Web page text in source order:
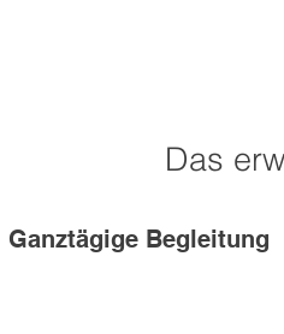
Das
Ganztägige Begleitung